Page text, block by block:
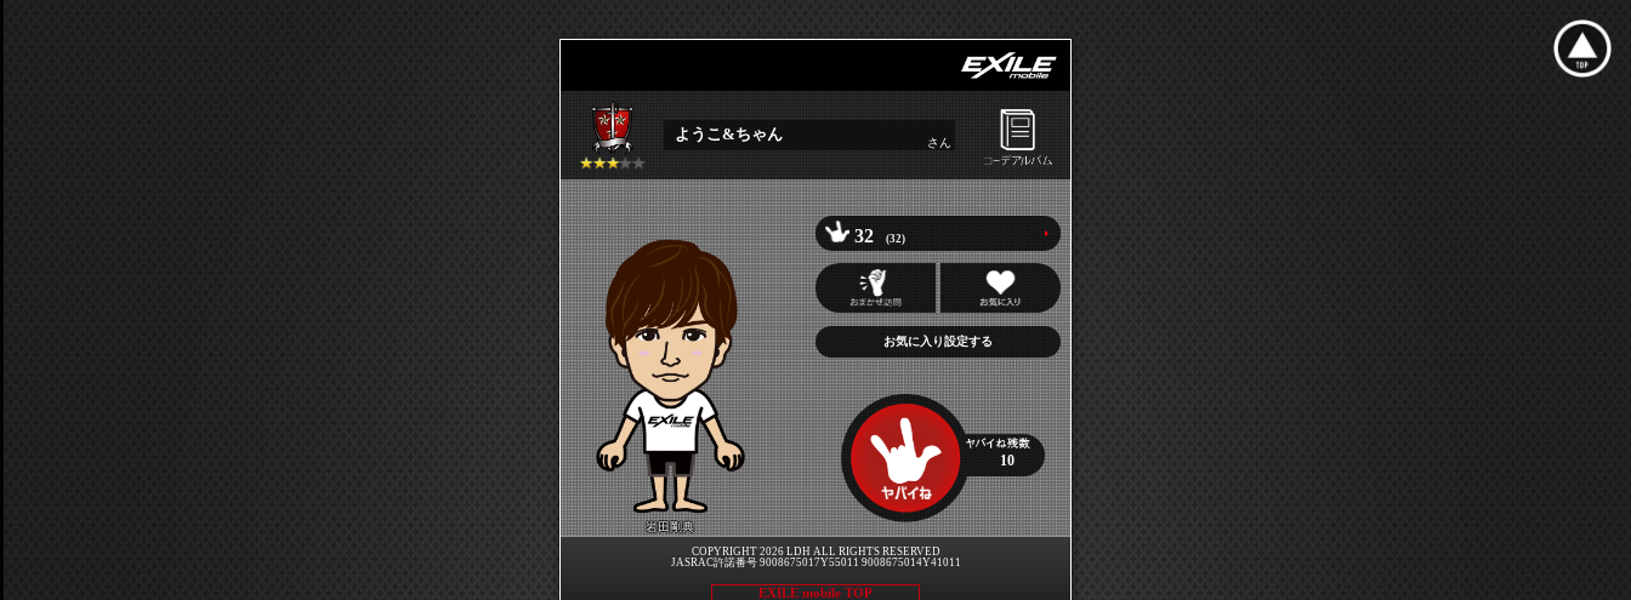
ようこ&ちゃん さん
岩田剛典
32 (32)
お気に入り設定する
10
COPYRIGHT 2026 LDH ALL RIGHTS RESERVED
JASRAC許諾番号 9008675017Y55011 9008675014Y41011
EXILE mobile TOP